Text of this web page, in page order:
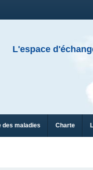
L'espace
des maladies Charte